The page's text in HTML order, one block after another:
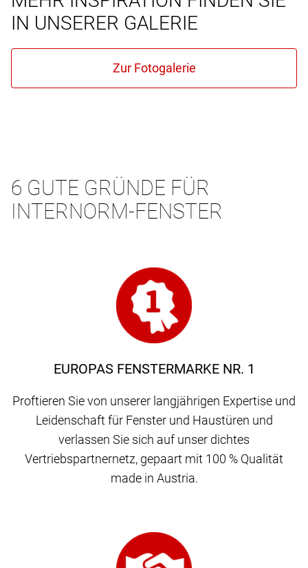
IN UNSERER GALERIE
6 GUTE GRÜNDE FÜR
INTERNORM-FENSTER
EUROPAS FENSTERMARKE NR. 1
Proftieren Sie von unserer langjährigen Expertise und
Leidenschaft für Fenster und Haustüren und
verlassen Sie sich auf unser dichtes
Vertriebspartnernetz, gepaart mit 100 % Qualität
made in Austria.